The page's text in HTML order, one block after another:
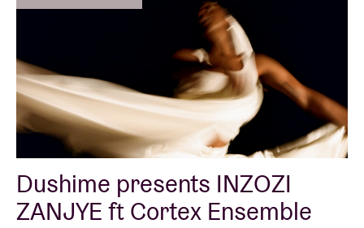
Dushime presents INZOZI
ZANJYE ft Cortex Ensemble